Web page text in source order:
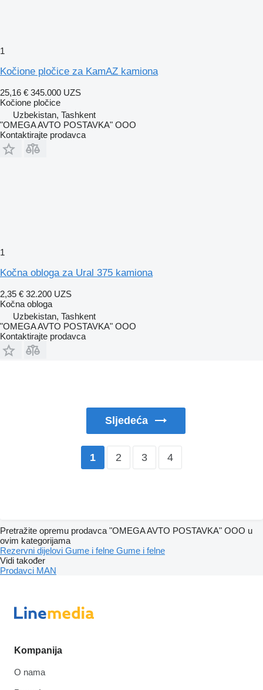
1
Kočione pločice za KamAZ kamiona
25,16 € 345.000 UZS
Kočione pločice
Uzbekistan, Tashkent
"OMEGA AVTO POSTAVKA" OOO
Kontaktirajte prodavca
1
Kočna obloga za Ural 375 kamiona
2,35 € 32.200 UZS
Kočna obloga
Uzbekistan, Tashkent
"OMEGA AVTO POSTAVKA" OOO
Kontaktirajte prodavca
Sljedeća
1 2 3 4
Pretražite opremu prodavca "OMEGA AVTO POSTAVKA" OOO u
ovim kategorijama
Rezervni dijelovi Gume i felne Gume i felne
Vidi također
Prodavci MAN
Kompanija
O nama